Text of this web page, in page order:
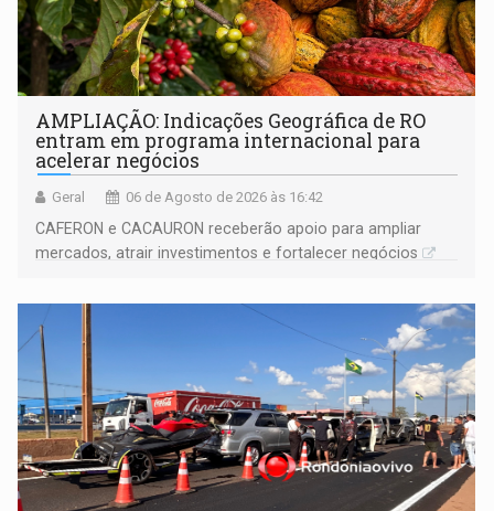
AMPLIAÇÃO: Indicações Geográfica de RO
entram em programa internacional para
acelerar negócios
Geral 06 de Agosto de 2026 às 16:42
CAFERON e CACAURON receberão apoio para ampliar
mercados, atrair investimentos e fortalecer negócios